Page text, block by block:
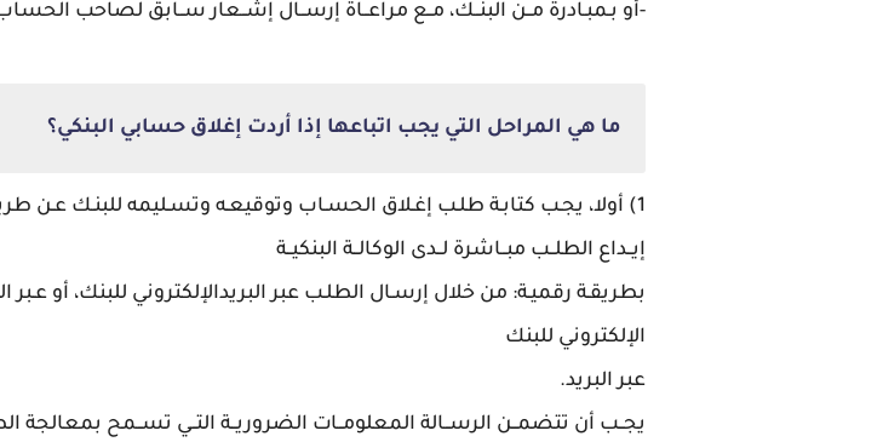
-أو بـمبـادرة مــن البنــك، مــع مراعــاة إرســال إشــعار ســابق لصاحب الحساب مدتــه
ما هي المراحل التي يجب اتباعها إذا أردت إغلاق حسابي البنكي؟
1) أولا، يجـب كتابـة طلـب إغـلاق الحسـاب وتوقيعـه وتسـليمه للبنـك عـن طريـق إحـدى القنـوات الآتيـة:
إيــداع الطلــب مبــاشرة لــدى الوكالــة البنكيــة
بطريقـة رقميـة: من خلال إرسـال الطلـب عبر البريدالإلكتروني للبنك، أو
الإلكتروني للبنك
عبر البريد.
يجــب أن تتضمــن الرســالة المعلومــات الضروريــة التــي تســمح بمعالجة